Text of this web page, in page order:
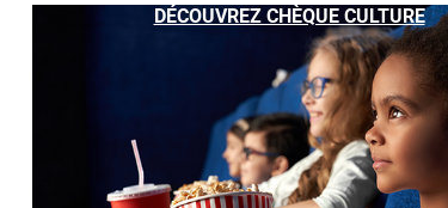
DÉCOUVREZ CHÈQUE CULTURE